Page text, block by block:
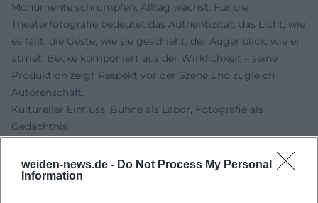
weiden-news.de - Do Not Process My Personal
Information
Monumente schrumpfen, Alltag wächst. Für die
Theaterfotografie bedeutet das Authentizität: das Licht, wie
es fällt; die Geste, wie sie geschieht; der Augenblick, wie er
atmet. Becke komponiert aus der Wirklichkeit – seine
Produktion zeigt Respekt vor der Szene und zugleich
Autorenschaft.
Kultureller Einfluss: Bühne als Labor, Fotografie als
Gedächtnis
Kleinkunst. Er entdeckte, förderte und begleitete Talente –
und fotografierte sie, lange bevor Pressebilder mit